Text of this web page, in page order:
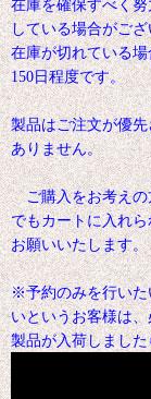
在庫を確保すべく
している場合がご
在庫が切れている
150日程度です。
製品はご注文が優
ありません。
ご購入をお考えの
でもカートに入れ
お願
※予約のみを行いた
いというお客様は
製品が入荷しまし